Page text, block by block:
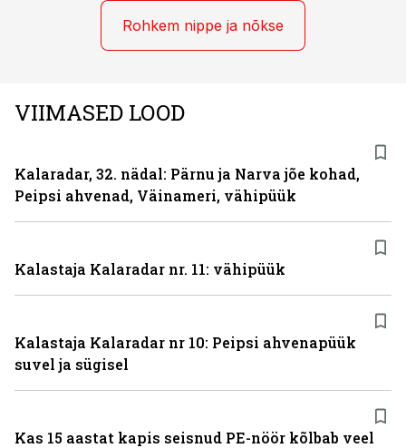
Rohkem nippe ja nõkse
VIIMASED LOOD
Kalaradar, 32. nädal: Pärnu ja Narva jõe kohad,
Peipsi ahvenad, Väinameri, vähipüük
Kalastaja Kalaradar nr. 11: vähipüük
Kalastaja Kalaradar nr 10: Peipsi ahvenapüük
suvel ja sügisel
Kas 15 aastat kapis seisnud PE-nöör kõlbab veel